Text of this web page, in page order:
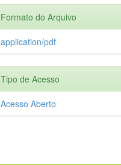
Formato do Arquivo
application/pdf
Tipo de Acesso
Acesso Aberto